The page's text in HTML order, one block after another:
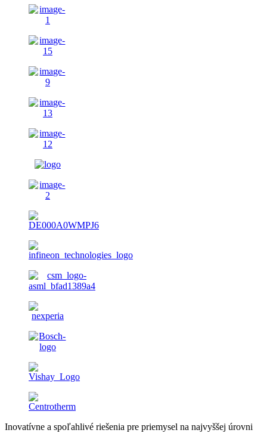
Inovatívne a spoľahlivé riešenia pre priemysel na najvyššej úrovni